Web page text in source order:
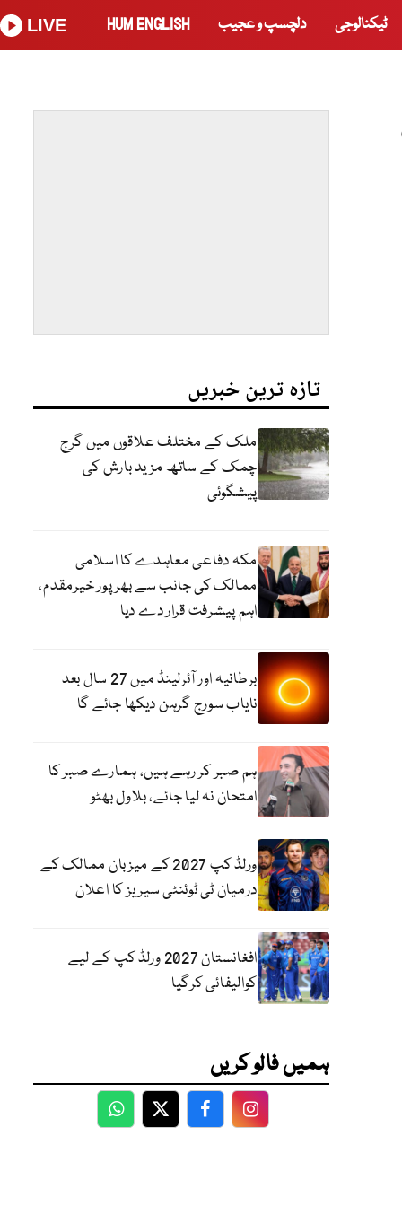
ٹیکنالوجی دلچسپ و عجیب HUM ENGLISH
LIVE
تازہ ترین خبریں
ملک کے مختلف علاقوں میں گرج
چمک کے ساتھ مزید بارش کی
پیشگوئی
مکہ دفاعی معاہدے کا اسلامی
ممالک کی جانب سے بھرپور خیرمقدم،
اہم پیشرفت قرار دے دیا
برطانیہ اور آئرلینڈ میں 27 سال بعد
نایاب سورج گرہن دیکھا جائے گا
ہم صبر کر رہے ہیں، ہمارے صبر کا
امتحان نہ لیا جائے، بلاول بھٹو
ورلڈ کپ 2027 کے میزبان ممالک کے
درمیان ٹی ٹوئنٹی سیریز کا اعلان
افغانستان 2027 ورلڈ کپ کے لیے
کوالیفائی کرگیا
ہمیں فالو کریں
WhatsApp
TwitterFacebookFacebook